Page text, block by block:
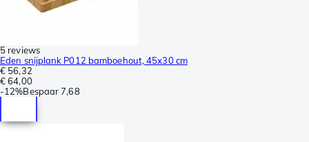
5 reviews
Eden snijplank P012 bamboehout, 45x30 cm
€ 56,32
€ 64,00
-12%Bespaar 7,68